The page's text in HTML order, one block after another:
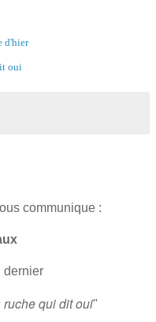
d'hier
oui
communique :
dernier
ruche qui dit oui"